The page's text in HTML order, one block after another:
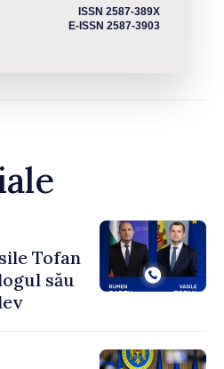
ISSN 2587-389X
E-ISSN 2587-3903
Tofan
său